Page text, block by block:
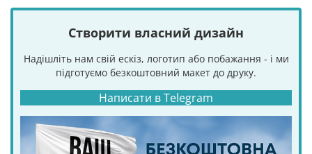
Створити власний дизайн
Надішліть нам свій ескіз, логотип або побажання - і ми
підготуємо безкоштовний макет до друку.
Написати в Telegram